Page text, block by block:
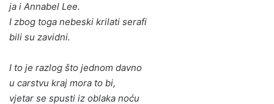
ja i Annabel Lee.
I zbog toga nebeski krilati serafi
bili su zavidni.
I to je razlog što jednom davno
u carstvu kraj mora to bi,
vjetar se spusti iz oblaka noću